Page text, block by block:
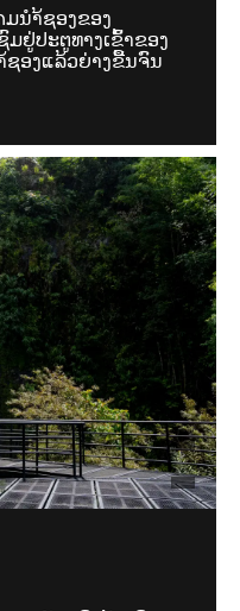
ນຳ້ຊອງຂອງ
ມຢູ່ປະຕູທາງເຂົ້າຂອງ
ຊອງແລ້ວຍ່າງຂື້ນຈົນ